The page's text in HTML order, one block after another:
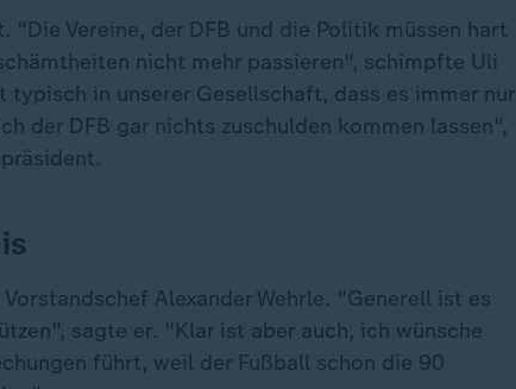
Vereine, der DFB und die Politik müssen hart
nicht mehr passieren", schimpfte Uli
in unserer Gesellschaft, dass es immer nur
der DFB gar nichts zuschulden kommen lassen",
Alexander Wehrle. "Generell ist es
sagte er. "Klar ist aber auch, ich wünsche
führt, weil der Fußball schon die 90